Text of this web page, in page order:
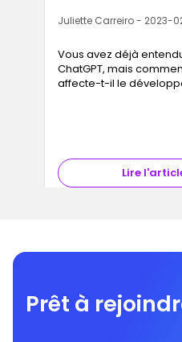
Juliette Carreiro - 2023-
Vous avez déjà
ChatGPT, mais
affecte-t-il le
Lire
Prêt à